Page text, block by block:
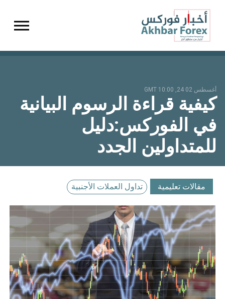
أغسطس 02 24, 10:00 GMT
كيفية قراءة الرسوم البيانية
في الفوركس:دليل
للمتداولين الجدد
مقالات تعليمية تداول العملات الأجنبية